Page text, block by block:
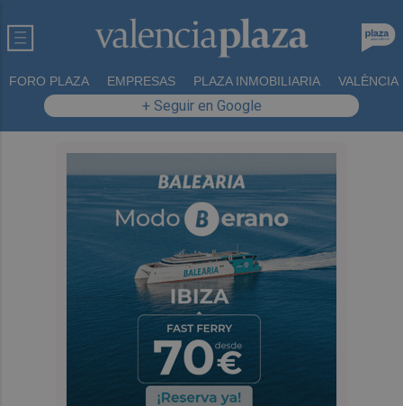
FORO PLAZA EMPRESAS PLAZA INMOBILIARIA VALÈNCIA
+ Seguir en Google